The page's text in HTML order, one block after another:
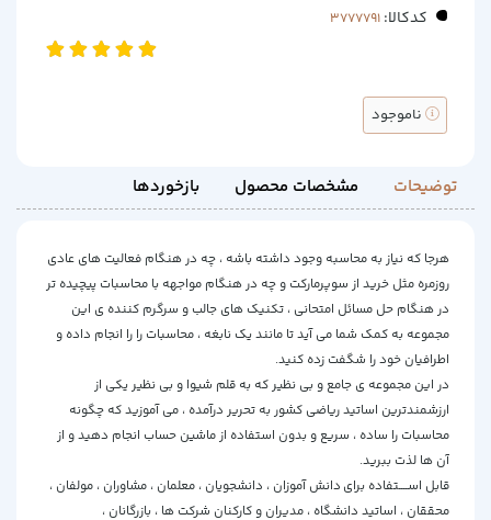
کدکالا:
ناموجود
توضیحات مشخصات محصول بازخوردها
هرجا که نیاز به محاسبه وجود داشته باشه ، چه در هنگام فعالیت های عادی
روزمره مثل خرید از سوپرمارکت و چه در هنگام مواجهه با محاسبات پیچیده تر
در هنگام حل مسائل امتحانی ، تکنیک های جالب و سرگرم کننده ی این
مجموعه به کمک شما می آید تا مانند یک نابغه ، محاسبات را را انجام داده و
اطرافیان خود را شگفت زده کنید.
در این مجموعه ی جامع و بی نظیر که به قلم شیوا و بی نظیر یکی از
ارزشمندترین اساتید ریاضی کشور به تحریر درآمده ، می آموزید که چگونه
محاسبات را ساده ، سریع و بدون استفاده از ماشین حساب انجام دهید و از
آن ها لذت ببرید.
قابل اســــتفاده برای دانش آموزان ، دانشجویان ، معلمان ، مشاوران ، مولفان ،
محققان ، اساتید دانشگاه ، مدیران و کارکنان شرکت ها ، بازرگانان ،